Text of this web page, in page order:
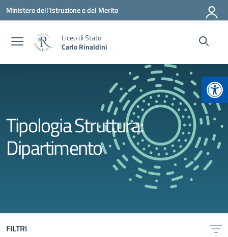
Vai ai contenuti
Vai al menu di navigazione
Vai al footer
Ministero dell'Istruzione e del Merito
Liceo di Stato
Carlo Rinaldini
Tipologia Struttura:
Dipartimento
FILTRI